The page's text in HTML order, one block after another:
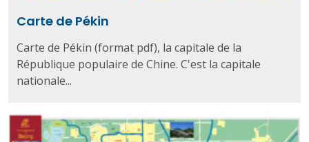
Carte de Pékin
Carte de Pékin (format pdf), la capitale de la
République populaire de Chine. C'est la capitale
nationale...